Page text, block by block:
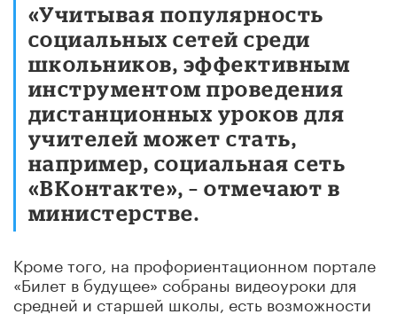
«Учитывая популярность
социальных сетей среди
школьников, эффективным
инструментом проведения
дистанционных уроков для
учителей может стать,
например, социальная сеть
«ВКонтакте», – отмечают в
министерстве.
Кроме того, на профориентационном портале
«Билет в будущее» собраны видеоуроки для
средней и старшей школы, есть возможности